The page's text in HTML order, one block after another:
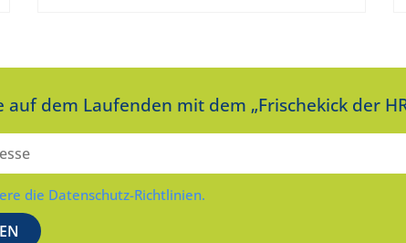
auf dem Laufenden mit dem „Frischekick der
die Datenschutz-Richtlinien.